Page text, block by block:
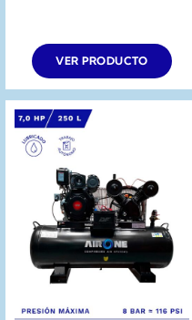
VER PRODUCTO